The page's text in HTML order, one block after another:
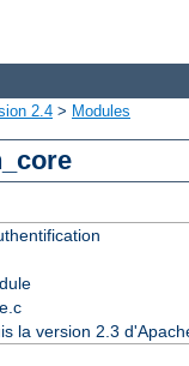
2.4 > Modules
la version 2.3